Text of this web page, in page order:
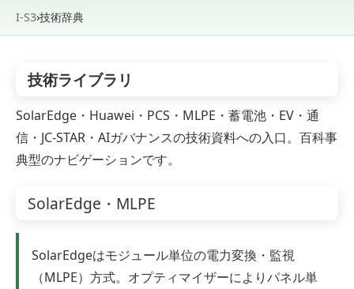
I-S3›技術辞典
技術ライブラリ
SolarEdge・Huawei・PCS・MLPE・蓄電池・EV・通
信・JC-STAR・AIガバナンスの技術資料への入口。百科事
典型のナビゲーションです。
SolarEdge・MLPE
SolarEdgeはモジュール単位の電力変換・監視
（MLPE）方式。オプティマイザーによりパネル単